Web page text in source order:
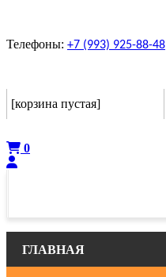
Телефоны: +7 (993) 925-88-48
[корзина пустая]
0
ГЛАВНАЯ